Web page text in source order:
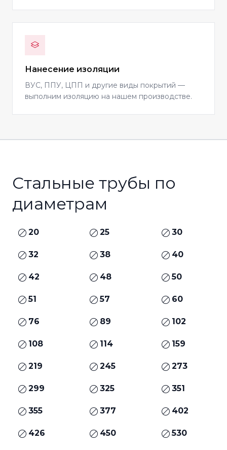
Нанесение изоляции
ВУС, ППУ, ЦПП и другие виды покрытий —
выполним изоляцию на нашем производстве.
Стальные трубы по
диаметрам
20 25 30
32 38 40
42 48 50
51 57 60
76 89 102
108 114 159
219 245 273
299 325 351
355 377 402
426 450 530